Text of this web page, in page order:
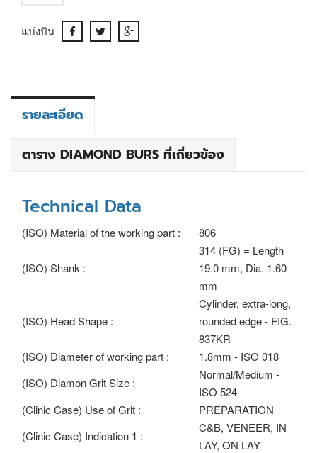
แบ่งปัน
รายละเอียด
ตาราง DIAMOND BURS ที่เกี่ยวข้อง
Technical Data
(ISO) Material of the working part : 806
(ISO) Shank :
314 (FG) = Length
19.0 mm, Dia. 1.60
mm
(ISO) Head Shape :
Cylinder, extra-long,
rounded edge - FIG.
837KR
(ISO) Diameter of working part :
1.8mm - ISO 018
(ISO) Diamon Grit Size :
Normal/Medium -
ISO 524
(Clinic Case) Use of Grit :
PREPARATION
(Clinic Case) Indication 1 :
C&B, VENEER, IN
LAY, ON LAY